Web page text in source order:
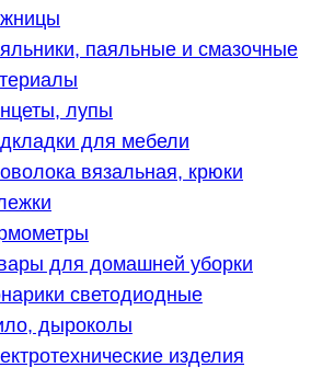
паяльные и смазочные
лупы
для мебели
вязальная, крюки
для домашней уборки
светодиодные
дыроколы
изделия